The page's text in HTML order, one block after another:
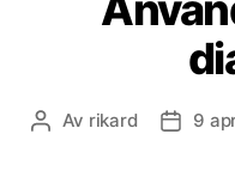
Inläggsförfattare
Av rikard 9